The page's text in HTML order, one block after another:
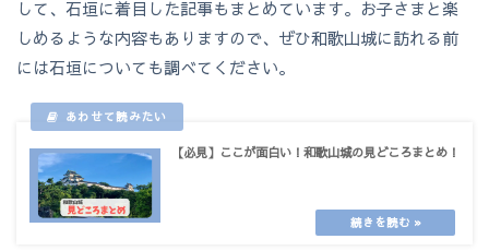
して、石垣に着目した記事もまとめています。お子さまと楽
しめるような内容もありますので、ぜひ和歌山城に訪れる前
には石垣についても調べてください。
【必見】ここが面白い！和歌山城の見どころまとめ！